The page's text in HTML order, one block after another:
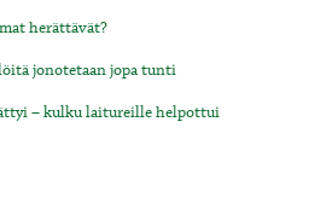
herättävät?
jonotetaan jopa tunti
– kulku laitureille helpottui